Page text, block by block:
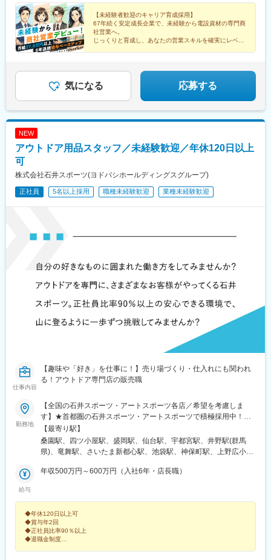
市、矢板市、栃木市■茨城県古河市、筑西市、龍ケ崎市、常総市、
水戸市神栖市、日立市、土浦市、石岡市、ひたちなか市北茨城市■
静岡県沼津市■山梨県甲府市、富士吉田市■長野県佐久市、上田
市、駒ヶ根市、松本市、長野市諏訪市、木曽郡■新潟県長岡市■福
島県郡山市、いわき市、福島市■宮城県仙台市■愛知県名古屋市■
玉県)、鴻巣駅、北春日部駅、東松山駅、与野駅、狭山市駅、深谷
駅、鶴瀬駅、東所沢駅、大野原駅、飯能駅、北越谷駅、北朝霞
駅、片貝駅、新桐生駅、高崎問屋町駅、太田駅(群馬県)、群馬藤岡
駅、茂林寺前駅、渋川駅、伊勢崎駅、新前橋駅、鶴田駅、清陵高
校前駅、矢板駅、大平下駅、古河駅、川島駅、竜ケ崎駅、北水海
駅、磯原駅、国母駅、富士山駅、岩村田駅、上田駅、小町屋駅、
南松本駅、長野駅、茅野駅、南木曽駅、北長岡駅、郡山富田駅、
【未経験者歓迎のキャリア育成採用】
67年続く安定成長企業で、未経験から電設資材の専門商
社営業へ。
じっくりと育成し、あなたの営業スキルを確実にレベル
★賞与平均4.5カ月（2025年度実績）
気になる 応募する
NEW
アウトドア用品スタッフ／未経験歓迎／年休120日以上
可
株式会社石井スポーツ(ヨドバシホールディングスグループ)
正社員 5名以上採用 職種未経験歓迎 業種未経験歓迎
仕事内容
【趣味や「好き」を仕事に！】売り場づくり・仕入れにも関われ
る！アウトドア専門店の販売職
勤務地
【全国の石井スポーツ・アートスポーツ各店／希望を考慮しま
す】★首都圏の石井スポーツ・アートスポーツで積極採用中！★
東京・神奈川・埼玉・千葉の店舗はすべて駅チカでアクセス良好
です！◎U・Iターン歓迎■東北北海道／岩手県／秋田県／宮城県■
北陸・信越富山県／長野県■関東 東京都／神奈川県／千葉県／群
日ヨドバシ池袋店オープン！■中部愛知県★名古屋で積極採用中！
【最寄り駅】
桑園駅、四ツ小屋駅、盛岡駅、仙台駅、宇都宮駅、井野駅(群馬
県)、竜舞駅、さいたま新都心駅、池袋駅、神保町駅、上野広小路
府駅、長野駅、平田駅(長野県)、速星駅、栄駅(愛知県)、大阪駅、
梅田駅、七条駅、東宿郷駅、都電雑司ケ谷駅、御茶ノ水駅、御徒
町駅、新宿駅(東京メトロ)、二重橋前駅、立川南駅、久屋大通駅、
大阪梅田駅(阪神線)
給与
年収500万円～600万円（入社6年・店長職）
◆年休120日以上可
◆賞与年2回
◆正社員比率90％以上
◆退職金制度